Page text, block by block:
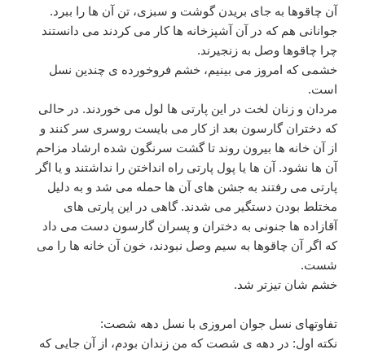
آن چاقوها به جای بریدن گوشت و سبزی، تن آن ها را ببرد.
جوانانی هم که در آن آشپزخانه ها کار می کردند می دانستند
چرا چاقوها وصل به زنجیرند.
خشمی که امروز می بینیم، خشم فروخورده ی چندین نسل
است.
مردان و زنان لخت در این پارتی ها لول می خوردند. در حالی
که دختران گارسون بعد از کار می بایست روسری سر کنند و
از آن خانه ها بیرون روند تا گشت سرنگون شده ارشاد مزاحم
آن ها نشود. آن ها یا پول پارتی راه انداختن را نداشتند و یا اگر
پارتی می رفتند به جشن های آن ها حمله می شد و به دلیل
مختلط بودن دستگیر می شدند. گاهی در این پارتی های
آقازاده ها جنونی به دختران و پسران گارسون دست می داد
که اگر آن چاقوها به سیم وصل نبودند، خون آن خانه ها را می
شست.
خشم شان تیزتر شد.
تفاوتهای نسل جوان امروزی با نسل دهه شصت:
نکته اول: در دهه ی شصت که من زندان بودم، از آن جایی که